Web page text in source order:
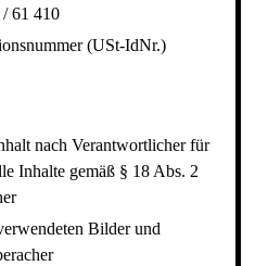
/ 61 410
(USt-IdNr.)
nach Verantwortlicher für
Inhalte gemäß § 18 Abs. 2
Bilder und